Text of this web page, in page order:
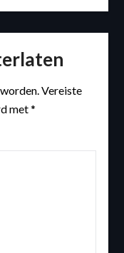
Vereiste
met*